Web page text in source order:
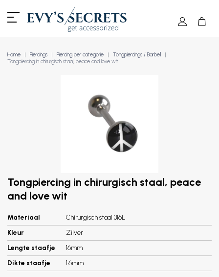
Home Piercings Piercing per categorie
Tongpiercings / Barbell
Tongpiercing in chirurgisch staal, peace and love wit
Tongpiercing in chirurgisch staal, peace
and love wit
Materiaal
Chirurgisch staal 316L
Kleur
Zilver
Lengte staafje
16mm
Dikte staafje
1.6mm